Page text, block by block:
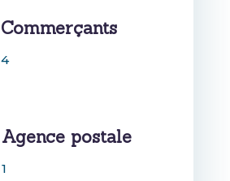
Commerçants
4
Agence postale
1